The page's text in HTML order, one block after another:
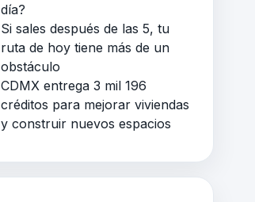
día?
Si sales después de las 5, tu
ruta de hoy tiene más de un
obstáculo
CDMX entrega 3 mil 196
créditos para mejorar viviendas
y construir nuevos espacios